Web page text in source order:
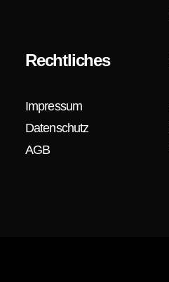
Rechtliches
Impressum
Datenschutz
AGB